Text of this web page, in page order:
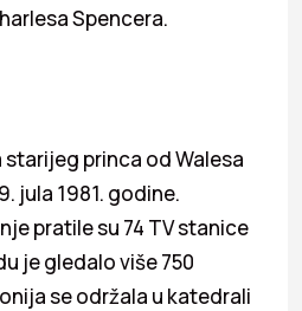
Spencera.
princa od Walesa
jula 1981. godine.
pratile su 74 TV stanice
je gledalo više 750
se održala u katedrali